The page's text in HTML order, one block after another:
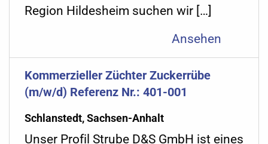
Region Hildesheim suchen wir […]
Ansehen
Kommerzieller Züchter Zuckerrübe
(m/w/d) Referenz Nr.: 401-001
Schlanstedt, Sachsen-Anhalt
Unser Profil Strube D&S GmbH ist eines